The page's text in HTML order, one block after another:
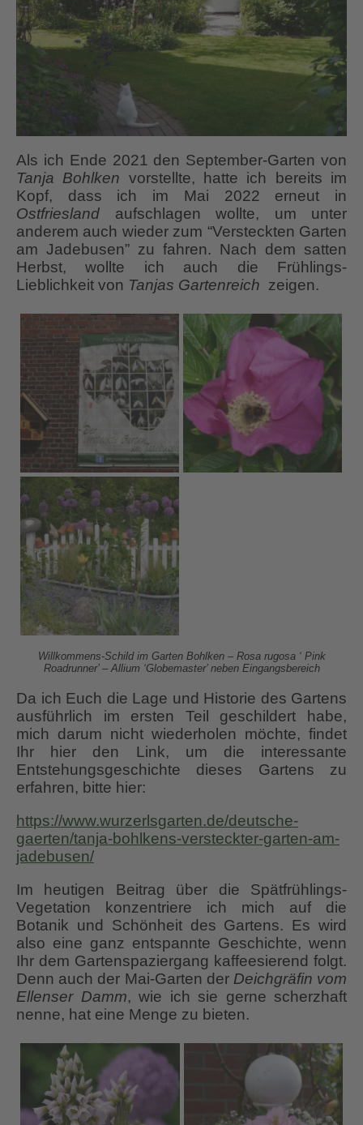
Als ich Ende 2021 den September-Garten von
Tanja Bohlken vorstellte, hatte ich bereits im
Kopf, dass ich im Mai 2022 erneut in
Ostfriesland aufschlagen wollte, um unter
anderem auch wieder zum “Versteckten Garten
am Jadebusen” zu fahren. Nach dem satten
Herbst, wollte ich auch die Frühlings-
Lieblichkeit von Tanjas Gartenreich zeigen.
Willkommens-Schild im Garten Bohlken – Rosa rugosa ‘ Pink
Roadrunner’ – Allium ‘Globemaster’ neben Eingangsbereich
Da ich Euch die Lage und Historie des Gartens
ausführlich im ersten Teil geschildert habe,
mich darum nicht wiederholen möchte, findet
Ihr hier den Link, um die interessante
Entstehungsgeschichte dieses Gartens zu
erfahren, bitte hier:
https://www.wurzerlsgarten.de/deutsche-
gaerten/tanja-bohlkens-versteckter-garten-am-
jadebusen/
Im heutigen Beitrag über die Spätfrühlings-
Vegetation konzentriere ich mich auf die
Botanik und Schönheit des Gartens. Es wird
also eine ganz entspannte Geschichte, wenn
Ihr dem Gartenspaziergang kaffeesierend folgt.
Denn auch der Mai-Garten der Deichgräfin vom
Ellenser Damm, wie ich sie gerne scherzhaft
nenne, hat eine Menge zu bieten.